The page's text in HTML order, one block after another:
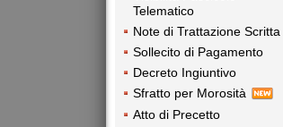
Telematico
Note di Trattazione Scritta
Sollecito di Pagamento
Decreto Ingiuntivo
Sfratto per Morosità
Atto di Precetto